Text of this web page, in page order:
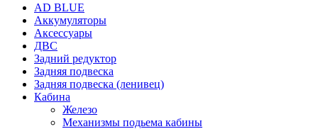
AD BLUE
Аккумуляторы
Аксессуары
ДВС
Задний редуктор
Задняя подвеска
Задняя подвеска (ленивец)
Кабина
Железо
Механизмы подьема кабины